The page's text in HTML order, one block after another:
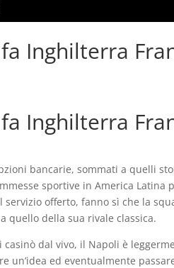
Inghilterra
Inghilterra
bancarie, sommati a quelli
sportive in America Latina
offerto, fanno sì che la
quello della sua rivale classica.
dal vivo, il Napoli è
un’idea ed eventualmente